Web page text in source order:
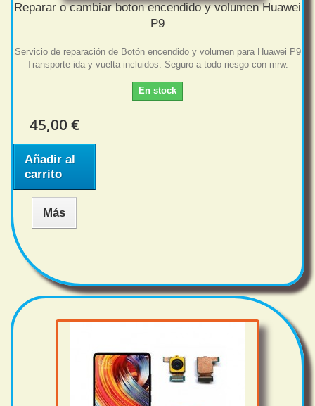
Reparar o cambiar boton encendido y volumen Huawei
P9
Servicio de reparación de Botón encendido y volumen para Huawei P9
Transporte ida y vuelta incluidos. Seguro a todo riesgo con mrw.
En stock
45,00 €
Añadir al
carrito
Más